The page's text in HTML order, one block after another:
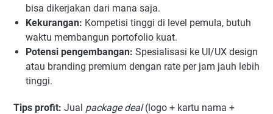
bisa dikerjakan dari mana saja.
Kekurangan: Kompetisi tinggi di level pemula, butuh
waktu membangun portofolio kuat.
Potensi pengembangan: Spesialisasi ke UI/UX design
atau branding premium dengan rate per jam jauh lebih
tinggi.
Tips profit: Jual package deal(logo + kartu nama +